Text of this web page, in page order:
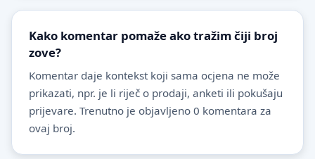
Kako komentar pomaže ako tražim čiji broj
zove?
Komentar daje kontekst koji sama ocjena ne može
prikazati, npr. je li riječ o prodaji, anketi ili pokušaju
prijevare. Trenutno je objavljeno 0 komentara za
ovaj broj.